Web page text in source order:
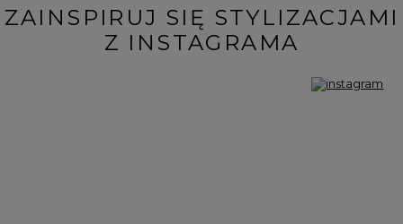
ZAINSPIRUJ SIĘ STYLIZACJAMI
Z INSTAGRAMA